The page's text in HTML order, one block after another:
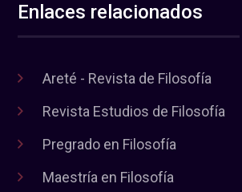
Enlaces relacionados
Areté - Revista de Filosofía
Revista Estudios de Filosofía
Pregrado en Filosofía
Maestría en Filosofía